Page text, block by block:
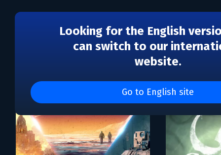
Looking for the English
can switch to our
website.
Go to English site
Каталог игр Fulqrum